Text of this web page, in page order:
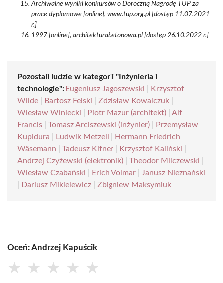
Archiwalne wyniki konkursów o Doroczną Nagrodę TUP za
prace dyplomowe [online], www.tup.org.pl [dostęp 11.07.2021
r.]
1997 [online], architekturabetonowa.pl [dostęp 26.10.2022 r.]
Pozostali ludzie w kategorii "Inżynieria i
technologie": Eugeniusz Jagoszewski
Krzysztof
Wilde
Bartosz Felski Zdzisław Kowalczuk
Wiesław Winiecki
Piotr Mazur (architekt)
Alf
Francis
Tomasz Arciszewski (inżynier)
Przemysław
Kupidura
Ludwik Metzell
Hermann Friedrich
Wäsemann
Tadeusz Kifner Krzysztof Kaliński
Andrzej Czyżewski (elektronik)
Theodor Milczewski
Wiesław Czabański
Erich Volmar
Janusz Nieznański
Dariusz Mikielewicz Zbigniew Maksymiuk
Oceń: Andrzej Kapuścik
★ ★ ★ ★ ★